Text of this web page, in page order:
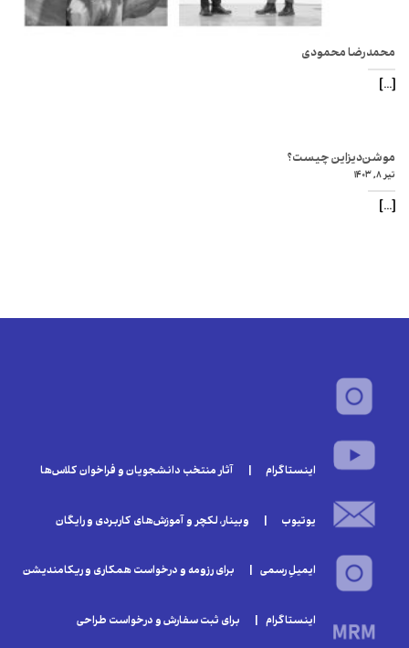
محمدرضا محمودی
[...]
موشن‌دیزاین چیست؟
تیر ۸, ۱۴۰۳
[...]
اینستاگرام | آثار منتخب دانشجویان و فراخوان‌ کلا‌س‌ها
یوتیوب | وبینار‌، لکچر و آموزش‌های کاربردی و رایگان
ایمیلِ رسمی | برای رزومه و درخواست همکاری و ریکامندیشن
اینستاگرام | برای ثبت سفارش و درخواست طراحی